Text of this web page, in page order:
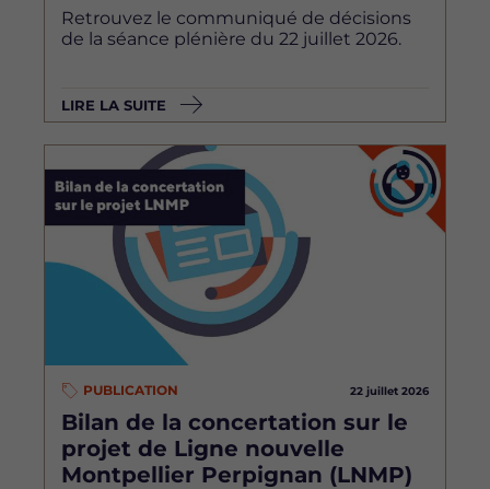
Retrouvez le communiqué de décisions
de la séance plénière du 22 juillet 2026.
LIRE LA SUITE
PUBLICATION 22 juillet 2026
Bilan de la concertation sur le
projet de Ligne nouvelle
Montpellier Perpignan (LNMP)